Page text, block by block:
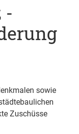
-
sowie
Zuschüsse